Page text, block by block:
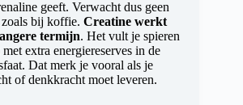
geeft. Verwacht dus geen
zoals bij koffie. Creatine werkt
termijn. Het vult je spieren
extra energiereserves in de
Dat merk je vooral als je
of denkkracht moet leveren.